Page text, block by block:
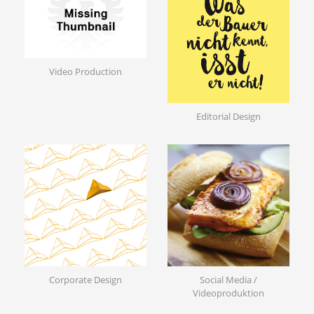
Video Production
Editorial Design
Corporate Design
Social Media /
Videoproduktion